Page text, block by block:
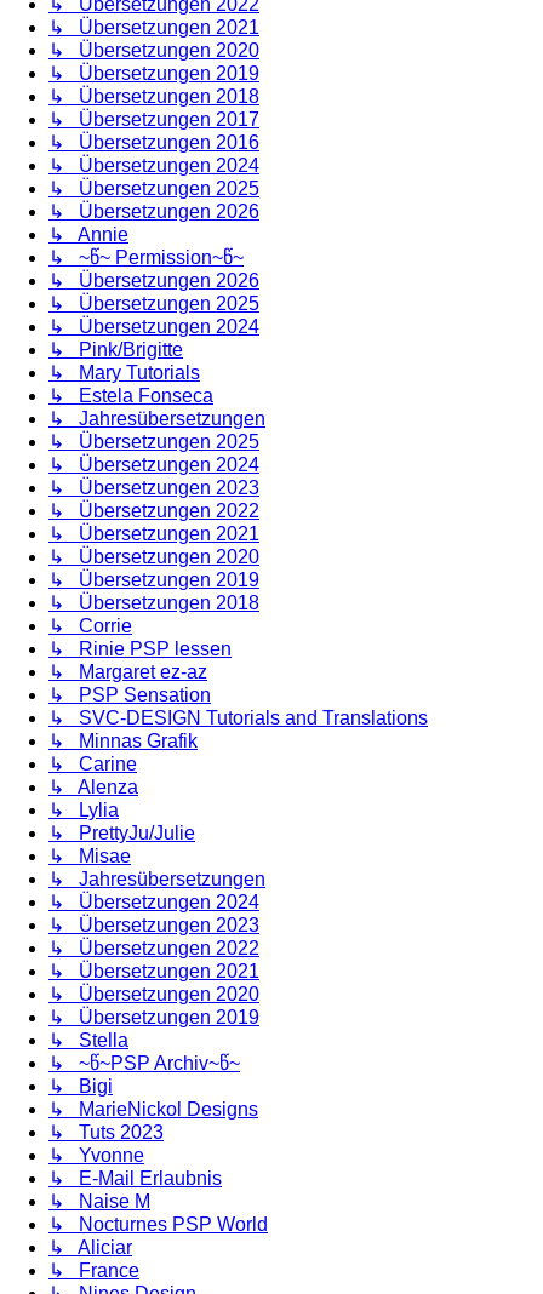
↳ Übersetzungen 2021
↳ Übersetzungen 2020
↳ Übersetzungen 2019
↳ Übersetzungen 2018
↳ Übersetzungen 2017
↳ Übersetzungen 2016
↳ Übersetzungen 2024
↳ Übersetzungen 2025
↳ Übersetzungen 2026
↳ Annie
↳ ~წ~ Permission~წ~
↳ Übersetzungen 2026
↳ Übersetzungen 2025
↳ Übersetzungen 2024
↳ Pink/Brigitte
↳ Mary Tutorials
↳ Estela Fonseca
↳ Jahresübersetzungen
↳ Übersetzungen 2025
↳ Übersetzungen 2024
↳ Übersetzungen 2023
↳ Übersetzungen 2022
↳ Übersetzungen 2021
↳ Übersetzungen 2020
↳ Übersetzungen 2019
↳ Übersetzungen 2018
↳ Corrie
↳ Rinie PSP lessen
↳ Margaret ez-az
↳ PSP Sensation
↳ SVC-DESIGN Tutorials and Translations
↳ Minnas Grafik
↳ Carine
↳ Alenza
↳ Lylia
↳ PrettyJu/Julie
↳ Misae
↳ Jahresübersetzungen
↳ Übersetzungen 2024
↳ Übersetzungen 2023
↳ Übersetzungen 2022
↳ Übersetzungen 2021
↳ Übersetzungen 2020
↳ Übersetzungen 2019
↳ Stella
↳ ~წ~PSP Archiv~წ~
↳ Bigi
↳ MarieNickol Designs
↳ Tuts 2023
↳ Yvonne
↳ E-Mail Erlaubnis
↳ Naise M
↳ Nocturnes PSP World
↳ Aliciar
↳ France